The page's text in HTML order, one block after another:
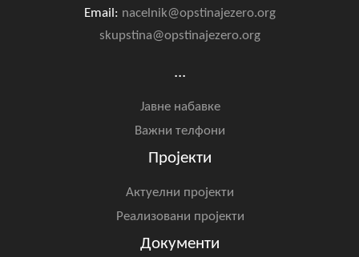
Email: nacelnik@opstinajezero.org
skupstina@opstinajezero.org
...
Јавне набавке
Важни телфони
Пројекти
Актуелни пројекти
Реализовани пројекти
Документи